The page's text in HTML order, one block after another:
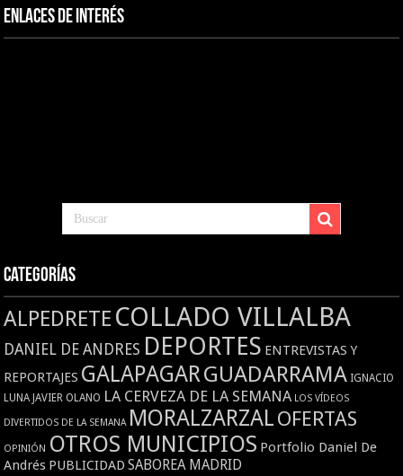
Enlaces de interés
Categorías
ALPEDRETE COLLADO VILLALBA
DANIEL DE ANDRES DEPORTES ENTREVISTAS Y
REPORTAJES GALAPAGARGUADARRAMA IGNACIO
LUNA JAVIER OLANO LA CERVEZA DE LA SEMANA LOS VÍDEOS
DIVERTIDOS DE LA SEMANA MORALZARZALOFERTAS
OPINIÓN OTROS MUNICIPIOS Portfolio Daniel De
Andrés PUBLICIDAD SABOREA MADRID